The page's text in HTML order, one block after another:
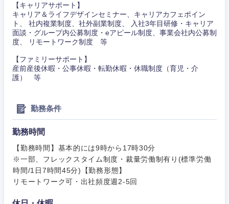
【キャリアサポート】
キャリア＆ライフデザインセミナー、キャリアカフェポイン
ト、 社内複業制度、社外副業制度、 入社3年目研修・キャリア
面談・グループ内公募制度・eアピール制度、事業会社内公募制
度、 リモートワーク制度 等
【ファミリーサポート】
産前産後休暇・公事休暇・転勤休暇・休職制度（育児・介
護） 等
勤務条件
勤務時間
【勤務時間】基本的には9時から17時30分
※一部、フレックスタイム制度・裁量労働制有り(標準労働
時間/1日7時間45分)【勤務形態】
リモートワーク可・出社頻度週2-5回
岐阜県 静岡県
愛知県